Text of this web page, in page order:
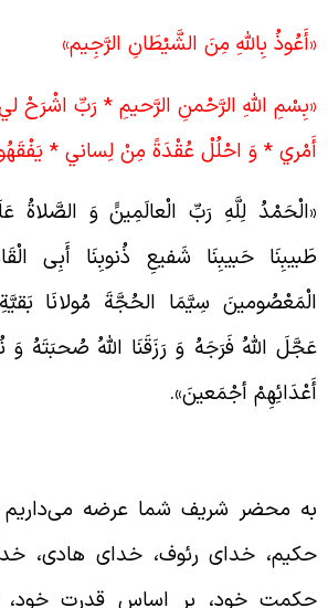
بِاللَّهِ‏ مِنَ‏ الشَّيْطَانِ‏ الرَّجِيم‏»
اللَّهِ الرَّحْمنِ الرَّحيمِ * رَبِّ اشْرَحْ
* وَ احْلُلْ عُقْدَةً مِنْ لِساني‏ * يَفْقَهُوا
لِلَّهِ رَبِّ الْعالَمِينَ‏ََ وَ الصَّلاةُ
حَبیبِنَا شَفیعِ ذُنوبِنَا أَبِی
سِیَّمَا الحُجَّةَ مُولانَا بَقیَّةِ
اللهُ فَرَجَهُ وَ رَزَقَنَا اللهُ صُحبَتَهُ وَ
أجْمَعینَ».
محضر شریف شما عرضه می‌داریم
خدای رئوف، خدای هادی،
خود، بر اساس قدرت خود،